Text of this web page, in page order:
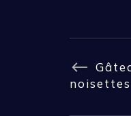
noisettes